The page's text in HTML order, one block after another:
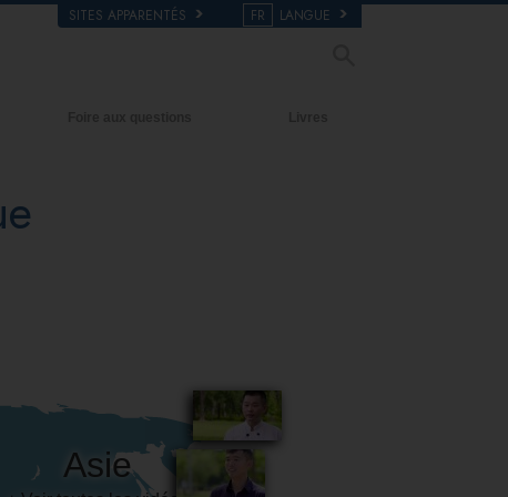
SITES APPARENTÉS FR LANGUE
L’organisation de la Scientologie